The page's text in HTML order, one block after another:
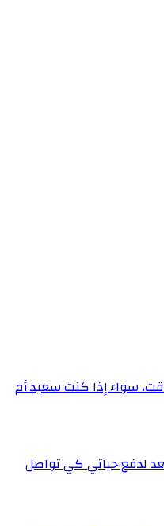
سواء إذا كنت سعيد أم
لدفع حياتي كي تواصل